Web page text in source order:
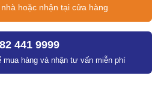
hoặc nhận tại cửa hàng
441 9999
mua hàng và nhận tư vấn miễn phí